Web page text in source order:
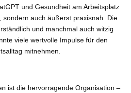
und Gesundheit am Arbeitsplatz
sondern auch äußerst praxisnah. Die
und manchmal auch witzig
viele wertvolle Impulse für den
mitnehmen.
ist die hervorragende Organisation –